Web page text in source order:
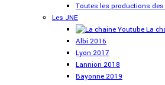
Toutes les productions
Les JNE
La
Albi 2016
Lyon 2017
Lannion 2018
Bayonne 2019